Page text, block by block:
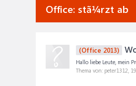
Office: stã¼rzt ab
(Office 2013)
Hallo liebe Leute, mein
Thema von: peter1312,